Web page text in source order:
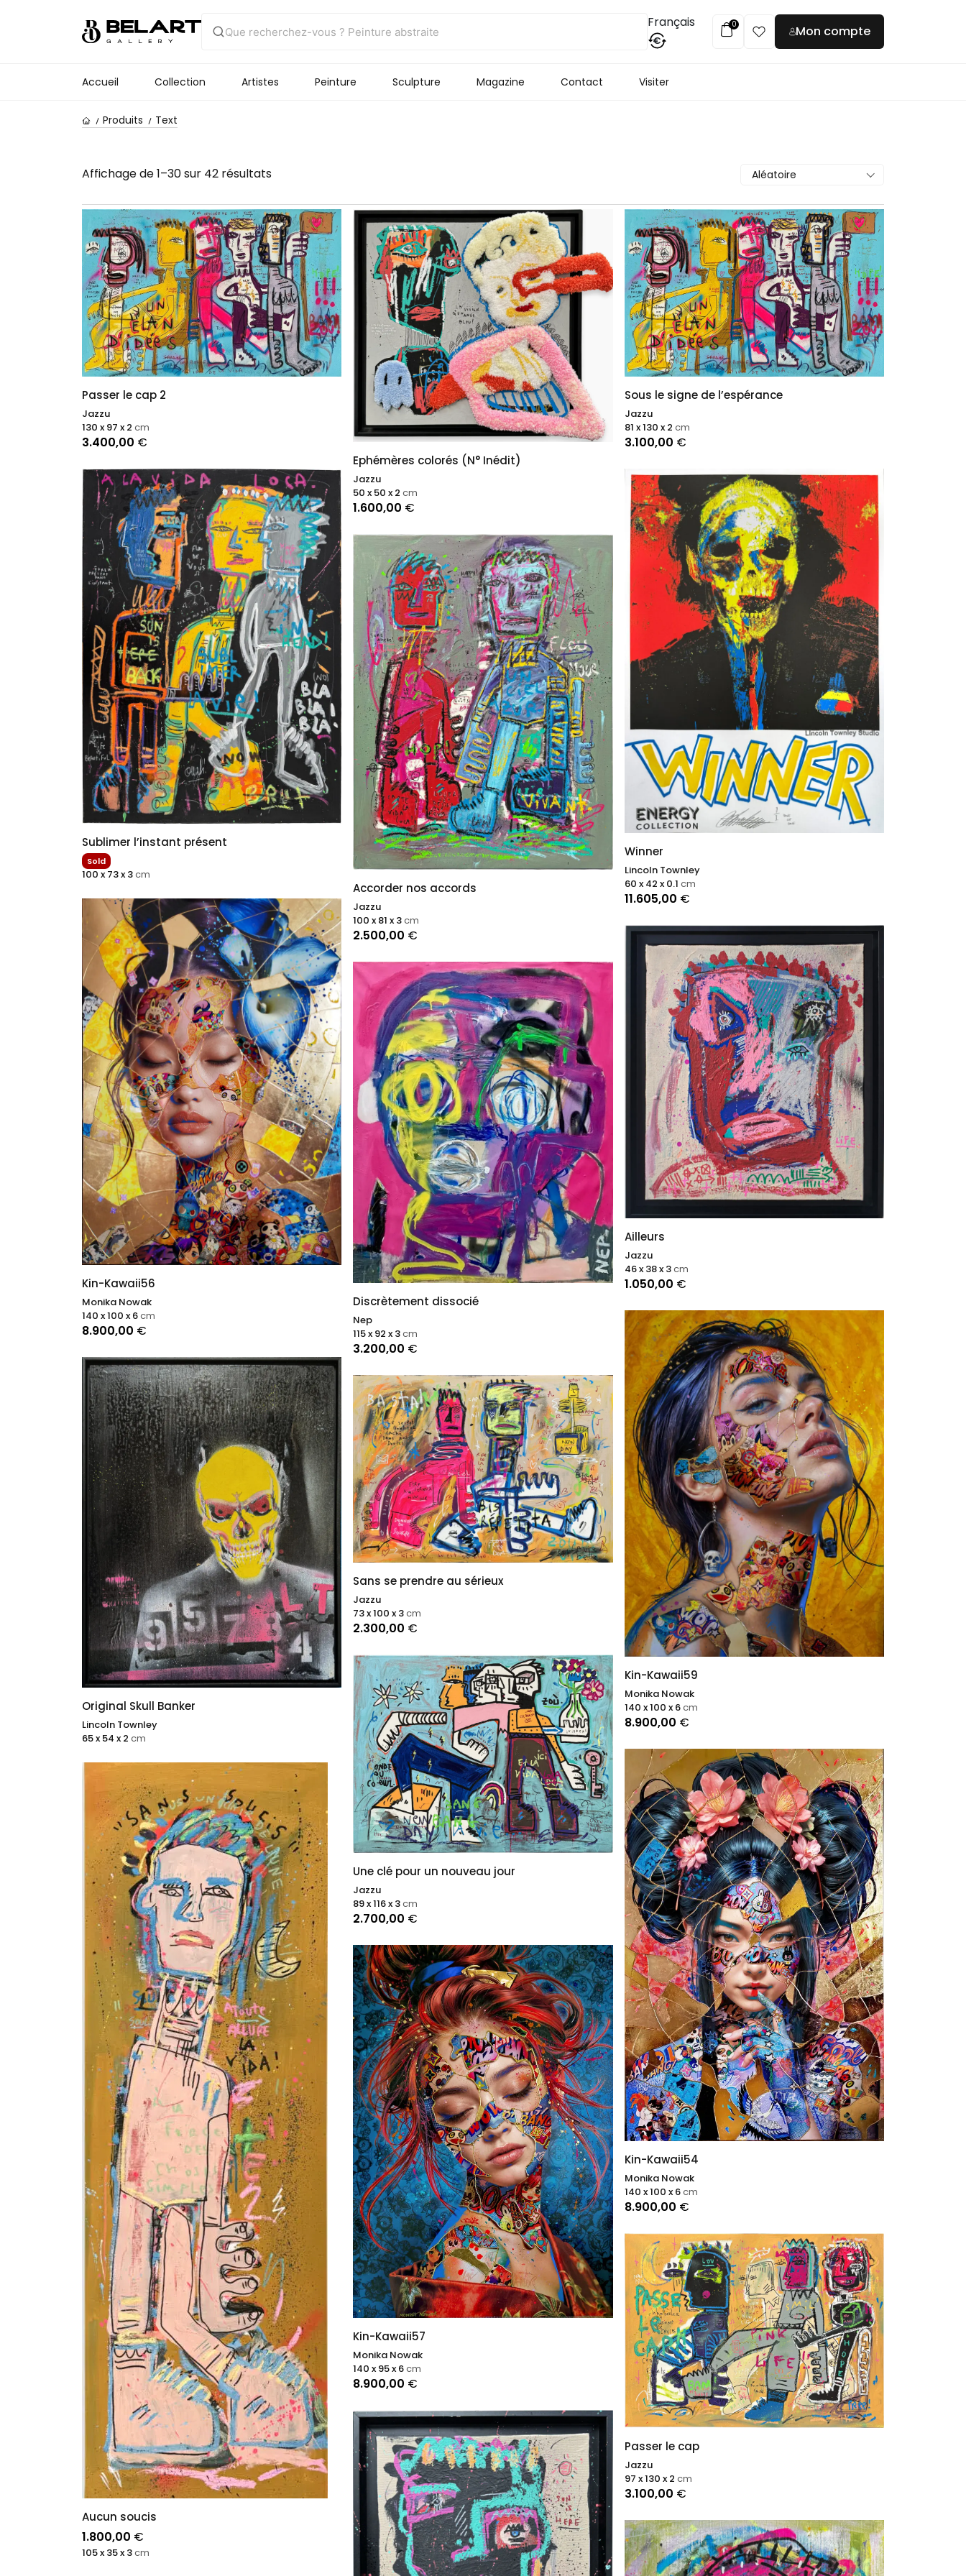
Français
€
0 Mon compte
Accueil Collection Artistes Peinture Sculpture Magazine Contact Visiter
Produits Text
Affichage de 1–30 sur 42 résultats Aléatoire
Passer le cap 2
Jazzu
3.400,00 €
130 x 97 x 2 cm
Sublimer l’instant présent
Sold
100 x 73 x 3cm
Kin-Kawaii56
Monika Nowak
8.900,00 €
140 x 100 x 6cm
Original Skull Banker
Lincoln Townley
65 x 54 x 2 cm
Aucun soucis
1.800,00 €
105 x 35 x 3cm
Ephémères colorés (N° Inédit)
Jazzu
1.600,00 €
50 x 50 x 2cm
Accorder nos accords
Jazzu
2.500,00 €
100 x 81 x 3cm
Discrètement dissocié
Nep
3.200,00 €
115 x 92 x 3cm
Sans se prendre au sérieux
Jazzu
2.300,00 €
73 x 100 x 3cm
Une clé pour un nouveau jour
Jazzu
2.700,00 €
89 x 116 x 3cm
Kin-Kawaii57
Monika Nowak
8.900,00 €
140 x 95 x 6cm
Sous le signe de l’espérance
Jazzu
3.100,00 €
81 x 130 x 2 cm
Winner
Lincoln Townley
11.605,00 €
60 x 42 x 0.1 cm
Ailleurs
Jazzu
1.050,00 €
46 x 38 x 3cm
Kin-Kawaii59
Monika Nowak
8.900,00 €
140 x 100 x 6cm
Kin-Kawaii54
Monika Nowak
8.900,00 €
140 x 100 x 6cm
Passer le cap
Jazzu
3.100,00 €
97 x 130 x 2 cm